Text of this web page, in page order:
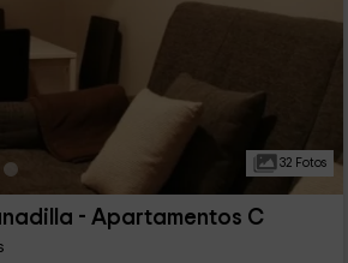
32 Fotos
- Apartamentos C